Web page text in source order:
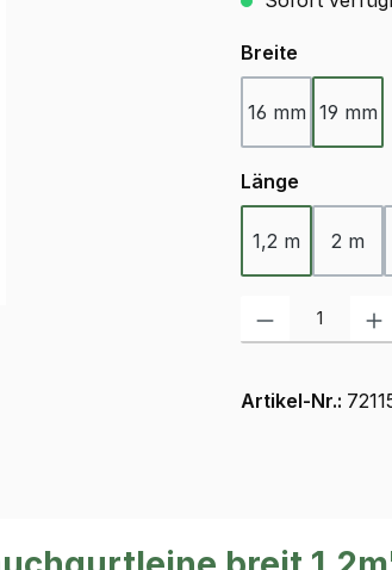
Breite
16 mm 19 mm
Länge
1,2 m 2 m
Produkt Anzahl:
Artikel-Nr.: